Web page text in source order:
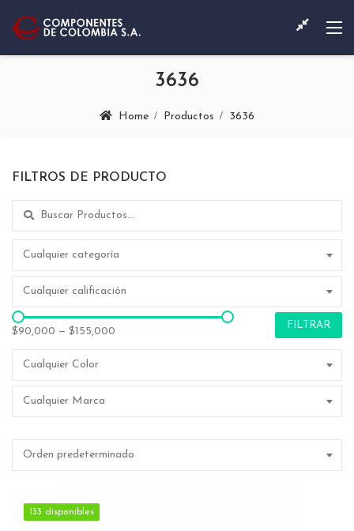
3636
Home Productos 3636
FILTROS DE PRODUCTO
Search for:
Cualquier categoría
Cualquier calificación
$90,000 — $155,000
FILTRAR
Cualquier Color
Cualquier Marca
Orden predeterminado
133 disponibles
133 disponibles